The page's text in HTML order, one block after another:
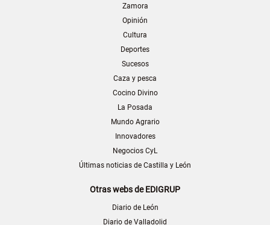
Zamora
Opinión
Cultura
Deportes
Sucesos
Caza y pesca
Cocino Divino
La Posada
Mundo Agrario
Innovadores
Negocios CyL
Últimas noticias de Castilla y León
Otras webs de EDIGRUP
Diario de León
Diario de Valladolid